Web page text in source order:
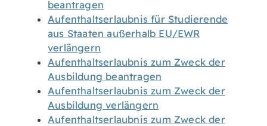
beantragen
Aufenthaltserlaubnis für Studierende
aus Staaten außerhalb EU/EWR
verlängern
Aufenthaltserlaubnis zum Zweck der
Ausbildung beantragen
Aufenthaltserlaubnis zum Zweck der
Ausbildung verlängern
Aufenthaltserlaubnis zum Zweck der